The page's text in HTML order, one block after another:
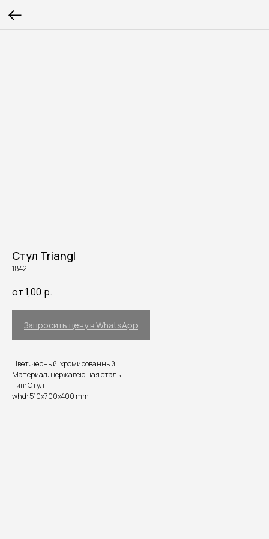
Стул Triangl
1842
от 1,00 р.
Запросить цену в WhatsApp
Цвет: черный, хромированный.
Материал: нержавеющая сталь
Тип: Стул
whd: 510x700x400 mm